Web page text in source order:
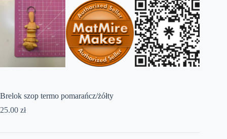
Brelok szop termo pomarańcz/żółty
25.00 zł